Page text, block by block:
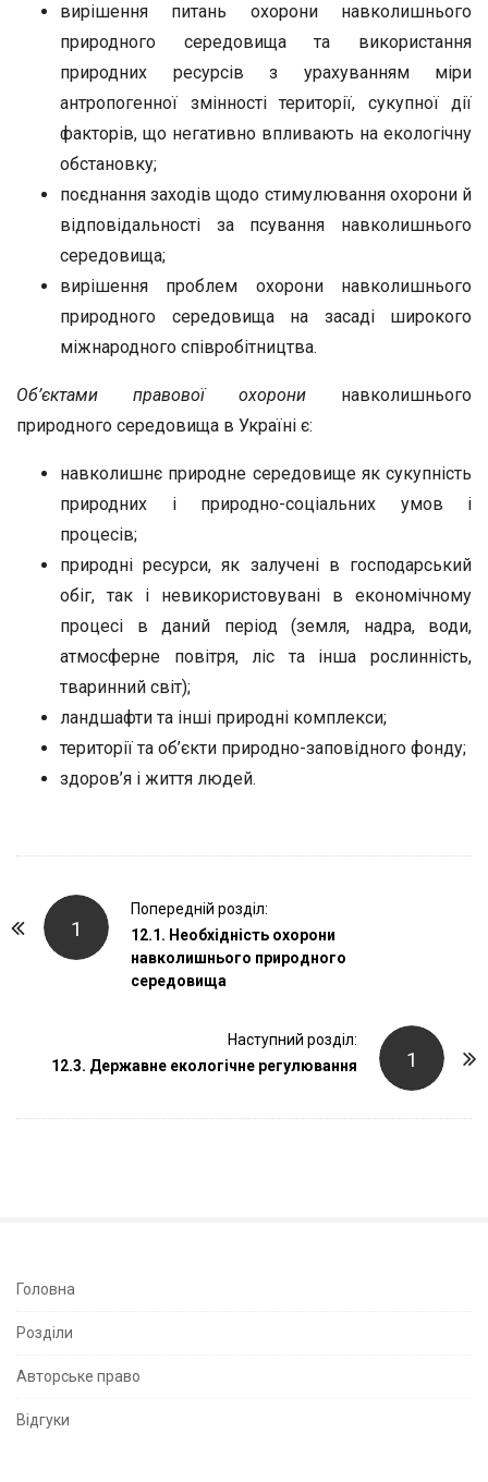
вирішення питань охорони навколишнього
природного середовища та використання
природних ресурсів з урахуванням міри
антропогенної змінності території, сукупної дії
факторів, що негативно впливають на екологічну
обстановку;
поєднання заходів щодо стимулювання охорони й
відповідальності за псування навколишнього
середовища;
вирішення проблем охорони навколишнього
природного середовища на засаді широкого
міжнародного співробітництва.
Об’єктами правової охорони навколишнього
природного середовища в Україні є:
навколишнє природне середовище як сукупність
природних і природно-соціальних умов і
процесів;
природні ресурси, як залучені в господарський
обіг, так і невикористовувані в економічному
процесі в даний період (земля, надра, води,
атмосферне повітря, ліс та інша рослинність,
тваринний світ);
ландшафти та інші природні комплекси;
території та об’єкти природно-заповідного фонду;
здоров’я і життя людей.
1
Попередній розділ:
12.1. Необхідність охорони
навколишнього природного
середовища
1
Наступний розділ:
12.3. Державне екологічне регулювання
S
e
S
Головна
Розділи
Авторське право
Відгуки